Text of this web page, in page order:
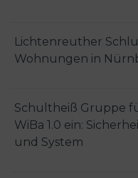
Lichtenreuther
Wohnungen in
Schultheiß Gruppe
WiBa 1.0 ein:
und System